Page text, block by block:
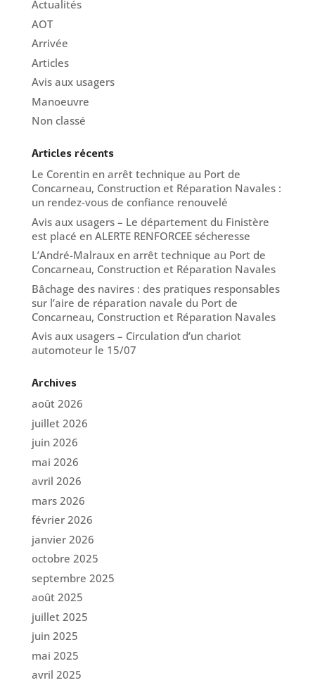
Actualités
AOT
Arrivée
Articles
Avis aux usagers
Manoeuvre
Non classé
Articles récents
Le Corentin en arrêt technique au Port de
Concarneau, Construction et Réparation Navales :
un rendez-vous de confiance renouvelé
Avis aux usagers – Le département du Finistère
est placé en ALERTE RENFORCEE sécheresse
L’André-Malraux en arrêt technique au Port de
Concarneau, Construction et Réparation Navales
Bâchage des navires : des pratiques responsables
sur l’aire de réparation navale du Port de
Concarneau, Construction et Réparation Navales
Avis aux usagers – Circulation d’un chariot
automoteur le 15/07
Archives
août 2026
juillet 2026
juin 2026
mai 2026
avril 2026
mars 2026
février 2026
janvier 2026
octobre 2025
septembre 2025
août 2025
juillet 2025
juin 2025
mai 2025
avril 2025